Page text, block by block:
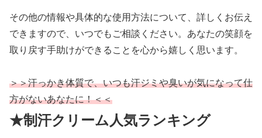
その他の情報や具体的な使用方法について、詳しくお伝え
できますので、いつでもご相談ください。あなたの笑顔を
取り戻す手助けができることを心から嬉しく思います。
＞＞汗っかき体質で、いつも汗ジミや臭いが気になって仕
方がないあなたに！＜＜
★制汗クリーム人気ランキング